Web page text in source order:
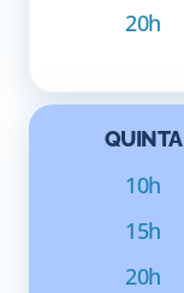
20h
QUINTA
10h
15h
20h